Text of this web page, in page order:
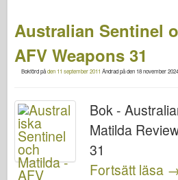
Australian Sentinel
AFV Weapons 31
Bokförd påden 11 september 2011 Ändrad påden 18 november 2024
Bok -
Matilda
31
Fortsätt läsa